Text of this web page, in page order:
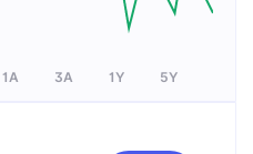
1A 3A 1Y 5Y